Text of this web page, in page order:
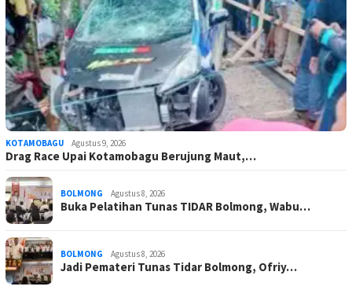
KOTAMOBAGU Agustus 9, 2026
Drag Race Upai Kotamobagu Berujung Maut,…
BOLMONG Agustus 8, 2026
Buka Pelatihan Tunas TIDAR Bolmong, Wabu…
BOLMONG Agustus 8, 2026
Jadi Pemateri Tunas Tidar Bolmong, Ofriy…